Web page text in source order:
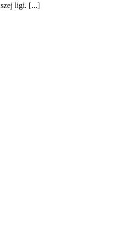
ligi. [...]